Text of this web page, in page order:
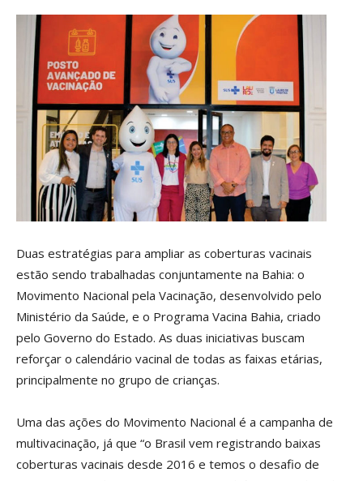
Duas estratégias para ampliar as coberturas vacinais
estão sendo trabalhadas conjuntamente na Bahia: o
Movimento Nacional pela Vacinação, desenvolvido pelo
Ministério da Saúde, e o Programa Vacina Bahia, criado
pelo Governo do Estado. As duas iniciativas buscam
reforçar o calendário vacinal de todas as faixas etárias,
principalmente no grupo de crianças.
Uma das ações do Movimento Nacional é a campanha de
multivacinação, já que “o Brasil vem registrando baixas
coberturas vacinais desde 2016 e temos o desafio de